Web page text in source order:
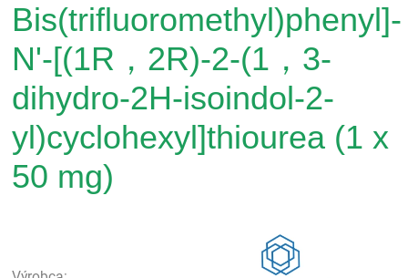
Bis(trifluoromethyl)phenyl]-
N'-[(1R，2R)-2-(1，3-
dihydro-2H-isoindol-2-
yl)cyclohexyl]thiourea (1 x
50 mg)